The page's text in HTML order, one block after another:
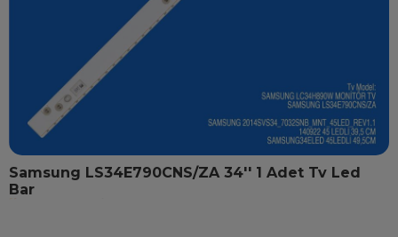
Samsung LS34E790CNS/ZA 34'' 1 Adet Tv Led
Bar